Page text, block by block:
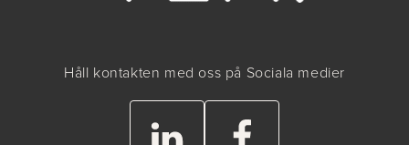
Håll kontakten med oss på Sociala medier